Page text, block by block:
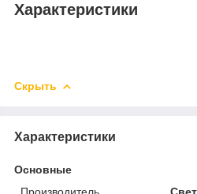
Характеристики
Скрыть
Характеристики
Основные